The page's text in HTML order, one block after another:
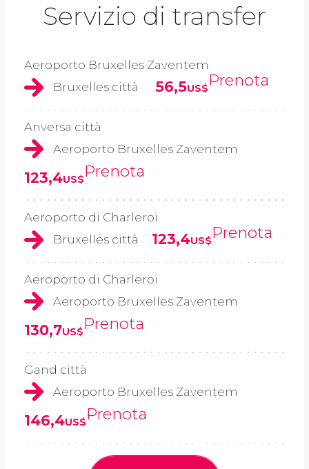
Servizio di transfer
Aeroporto Bruxelles Zaventem
Bruxelles città
56,5US$Prenota
Anversa città
Aeroporto Bruxelles Zaventem
123,4US$Prenota
Aeroporto di Charleroi
Bruxelles città
123,4US$Prenota
Aeroporto di Charleroi
Aeroporto Bruxelles Zaventem
130,7US$Prenota
Gand città
Aeroporto Bruxelles Zaventem
146,4US$Prenota